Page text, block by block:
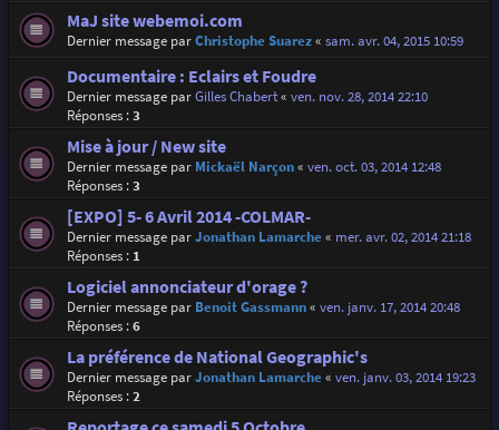
MaJ site webemoi.com
Dernier message parChristophe Suarez« sam. avr. 04, 2015 10:59
Documentaire : Eclairs et Foudre
Dernier message parGilles Chabert« ven. nov. 28, 2014 22:10
Réponses :3
Mise à jour / New site
Dernier message par Mickaël Narçon« ven. oct. 03, 2014 12:48
Réponses :3
[EXPO] 5- 6 Avril 2014 -COLMAR-
Dernier message parJonathan Lamarche« mer. avr. 02, 2014 21:18
Réponses : 1
Logiciel annonciateur d'orage ?
Dernier message par Benoit Gassmann« ven. janv. 17, 2014 20:48
Réponses :6
La préférence de National Geographic's
Dernier message parJonathan Lamarche« ven. janv. 03, 2014 19:23
Réponses :2